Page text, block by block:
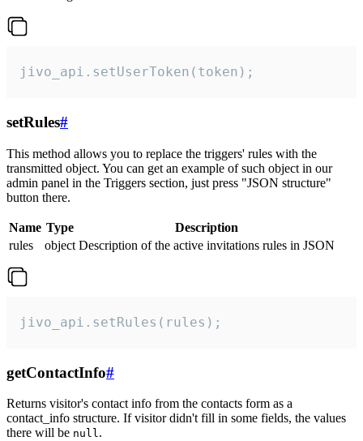
jivo_api.setUserToken(token);
setRules#
This method allows you to replace the triggers' rules with the
transmitted object. You can get an example of such object in our
admin panel in the Triggers section, just press "JSON structure"
button there.
Name Type
Description
rules
object Description of the active invitations rules in JSON
jivo_api.setRules(rules);
getContactInfo#
Returns visitor's contact info from the contacts form as a
contact_info structure. If visitor didn't fill in some fields, the values
there will be null.